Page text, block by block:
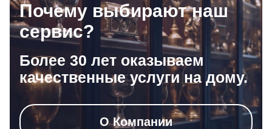
Почему выбирают наш
сервис?
Более 30 лет оказываем
качественные услуги на дому.
О Компании